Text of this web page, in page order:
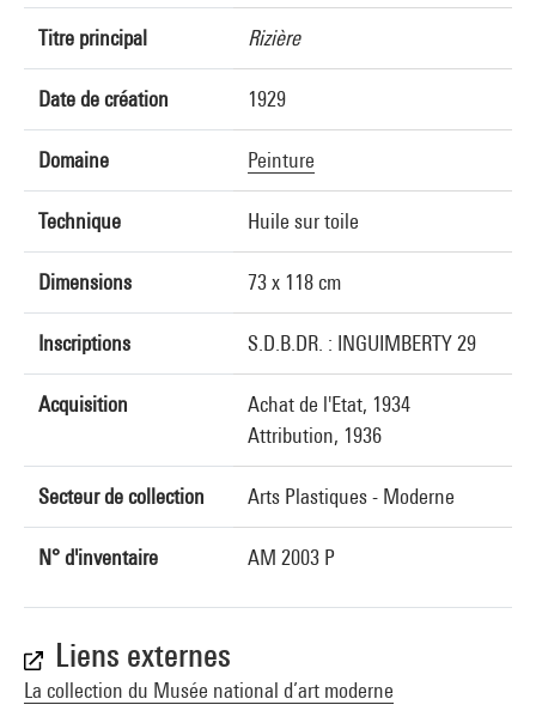
Titre principal Rizière
Date de création 1929
Domaine Peinture
Technique Huile sur toile
Dimensions 73 x 118 cm
Inscriptions S.D.B.DR. : INGUIMBERTY 29
Acquisition
Achat de l'Etat, 1934
Attribution, 1936
Secteur de collection Arts Plastiques - Moderne
N° d'inventaire AM 2003 P
Liens externes
La collection du Musée national d’art moderne